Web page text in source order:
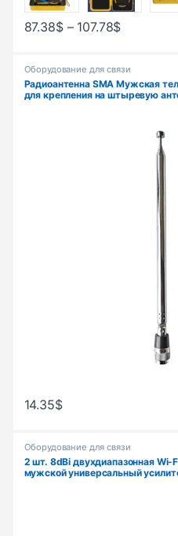
87.38$– 107.78$
Оборудование для связи
Радиоантенна SMA Мужская
для крепления на штыревую
14.35$
Оборудование для связи
2 шт. 8dBi двухдиапазонная Wi-
мужской универсальный